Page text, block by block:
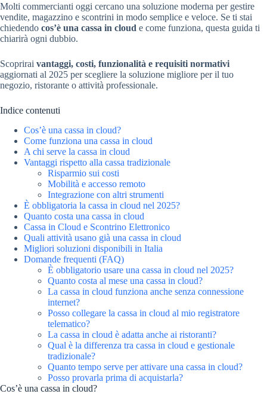
Molti commercianti oggi cercano una soluzione moderna per gestire
vendite, magazzino e scontrini in modo semplice e veloce. Se ti stai
chiedendo cos’è una cassa in cloud e come funziona, questa guida ti
chiarirà ogni dubbio.
Scoprirai vantaggi, costi, funzionalità e requisiti normativi
aggiornati al 2025 per scegliere la soluzione migliore per il tuo
negozio, ristorante o attività professionale.
Indice contenuti
Cos’è una cassa in cloud?
Come funziona una cassa in cloud
A chi serve la cassa in cloud
Vantaggi rispetto alla cassa tradizionale
Risparmio sui costi
Mobilità e accesso remoto
Integrazione con altri strumenti
È obbligatoria la cassa in cloud nel 2025?
Quanto costa una cassa in cloud
Cassa in Cloud e Scontrino Elettronico
Quali attività usano già una cassa in cloud
Migliori soluzioni disponibili in Italia
Domande frequenti (FAQ)
È obbligatorio usare una cassa in cloud nel 2025?
Quanto costa al mese una cassa in cloud?
La cassa in cloud funziona anche senza connessione
internet?
Posso collegare la cassa in cloud al mio registratore
telematico?
La cassa in cloud è adatta anche ai ristoranti?
Qual è la differenza tra cassa in cloud e gestionale
tradizionale?
Quanto tempo serve per attivare una cassa in cloud?
Posso provarla prima di acquistarla?
Cos’è una cassa in cloud?